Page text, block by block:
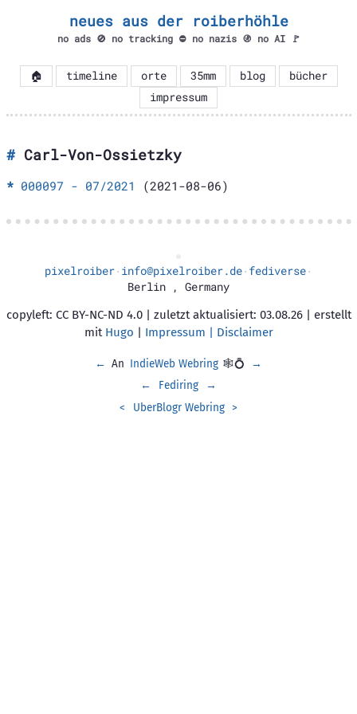
neues aus der roiberhöhle
no ads 🚫 no tracking ⛔ no nazis 🚯 no AI 🚩
🏠 timeline orte 35mm blog
bücher
impressum
Carl-Von-Ossietzky
000097 - 07/2021 (2021-08-06)
pixelroiber· info@pixelroiber.de· fediverse·
Berlin , Germany
copyleft: CC BY-NC-ND 4.0 | zuletzt aktualisiert: 03.08.26 | erstellt
mit Hugo | Impressum | Disclaimer
← An IndieWeb Webring 🕸💍
→
←
Fediring
→
<
UberBlogr Webring >